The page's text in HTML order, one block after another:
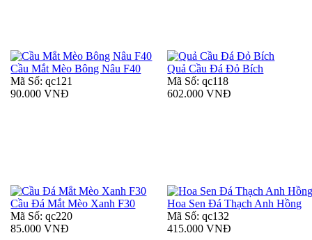
Cầu Mắt Mèo Bông Nâu F40
Mã Số: qc121
90.000 VNĐ
Quả Cầu Đá Đỏ Bích
Mã Số: qc118
602.000 VNĐ
Cầu Đá Mắt Mèo Xanh F30
Mã Số: qc220
85.000 VNĐ
Hoa Sen Đá Thạch Anh Hồng
Mã Số: qc132
415.000 VNĐ